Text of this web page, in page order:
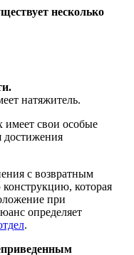
несколько
натяжитель.
свои особые
достижения
с возвратным
которая
при
определяет
.